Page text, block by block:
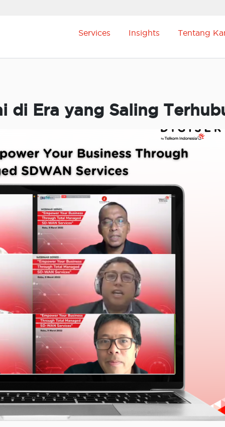
Services Insights Tentang
di Era yang Saling